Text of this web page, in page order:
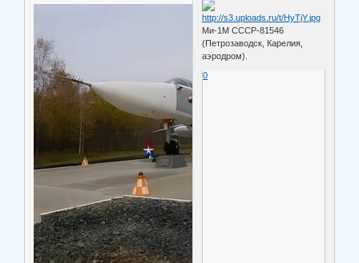
Ми-1М СССР-81546
(Петрозаводск, Карелия,
аэродром).
0